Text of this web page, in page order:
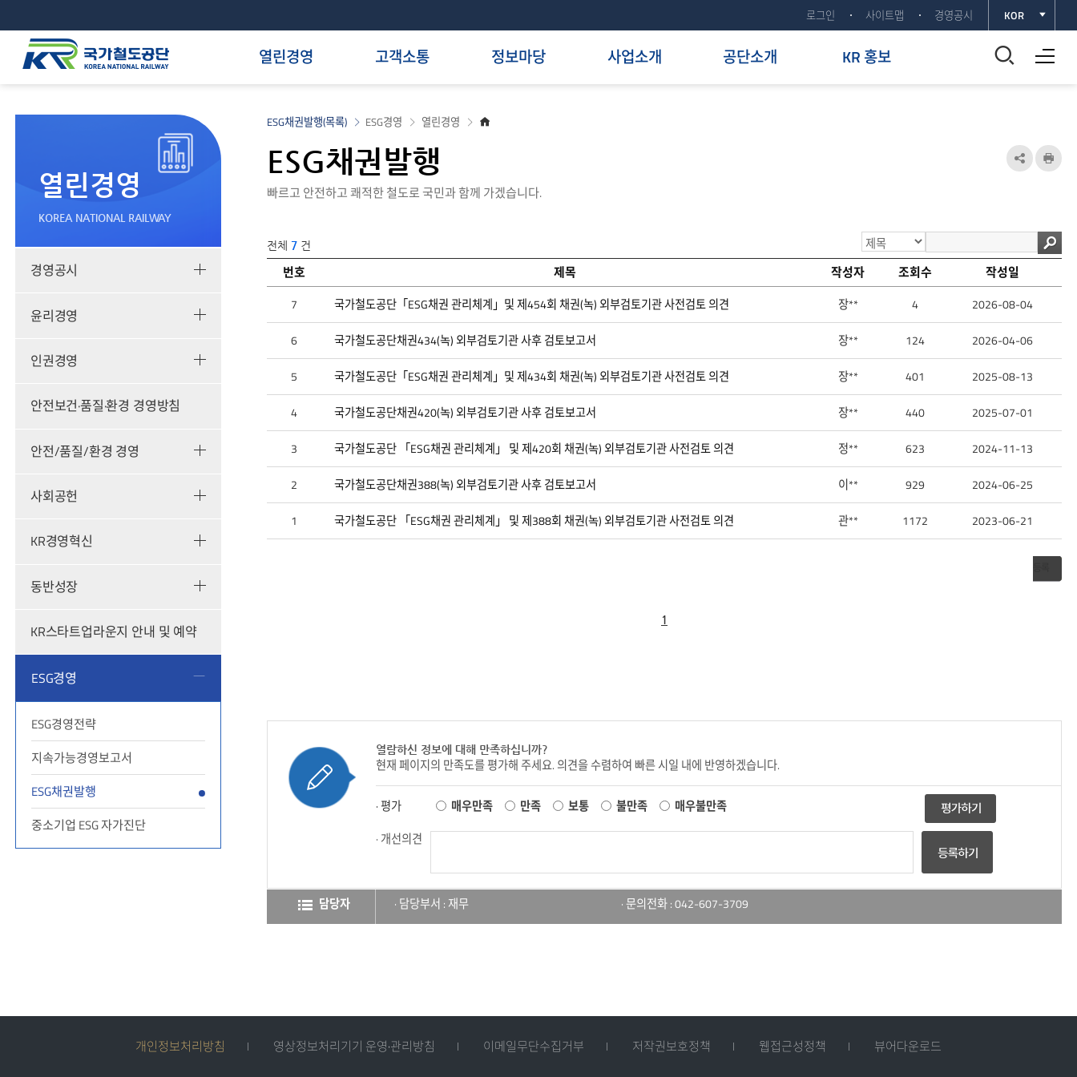
로그인 사이트맵 경영공시 KOR
열린경영 고객소통 정보마당 사업소개 공단소개 KR 홍보
통
색
열
기
전체메뉴 열기
열린경영
KOREA NATIONAL RAILWAY
경영공시
윤리경영
인권경영
안전보건·품질·환경 경영방침
안전/품질/환경 경영
사회공헌
KR경영혁신
동반성장
KR스타트업라운지 안내 및 예약
ESG경영
ESG경영전략
지속가능경영보고서
ESG채권발행
중소기업 ESG 자가진단
열린경영
ESG경영
ESG채권발행(목록)
ESG채권발행
빠르고 안전하고 쾌적한 철도로 국민과 함께 가겠습니다.
공
기
인
전체 7건
ESG
발
채
행
해
목,
자,
수,
번호 제목 작성자 조회수 작성일
7 국가철도공단「ESG채권 관리체계」및 제454회 채권(녹) 외부검토기관 사전검토 의견 장** 4 2026-08-04
6 국가철도공단채권434(녹) 외부검토기관 사후 검토보고서 장** 124 2026-04-06
5 국가철도공단「ESG채권 관리체계」및 제434회 채권(녹) 외부검토기관 사전검토 의견 장** 401 2025-08-13
4 국가철도공단채권420(녹) 외부검토기관 사후 검토보고서 장** 440 2025-07-01
3 국가철도공단 「ESG채권 관리체계」 및 제420회 채권(녹) 외부검토기관 사전검토 의견 정** 623 2024-11-13
2 국가철도공단채권388(녹) 외부검토기관 사후 검토보고서 이** 929 2024-06-25
1 국가철도공단 「ESG채권 관리체계」 및 제388회 채권(녹) 외부검토기관 사전검토 의견 관** 1172 2023-06-21
1
열람하신 정보에 대해 만족하십니까?
현재 페이지의 만족도를 평가해 주세요. 의견을 수렴하여 빠른 시일 내에 반영하겠습니다.
· 평가 매우만족 만족 보통 불만족
매우불만족
· 개선의견
담당자 · 담당부서 : 재무 · 문의전화 : 042-607-3709
개인정보처리방침 영상정보처리기기 운영·관리방침 이메일무단수집거부 저작권보호정책 웹접근성정책 뷰어다운로드